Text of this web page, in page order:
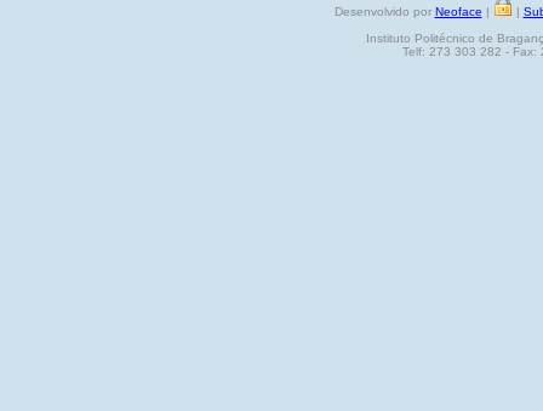
Desenvolvido por Neoface | |
Instituto Politécnico de
Telf: 273 303 282 - Fax: